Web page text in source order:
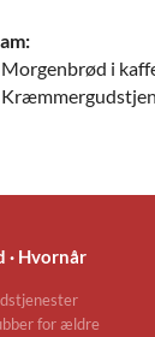
i
· Hvornår
for ældre